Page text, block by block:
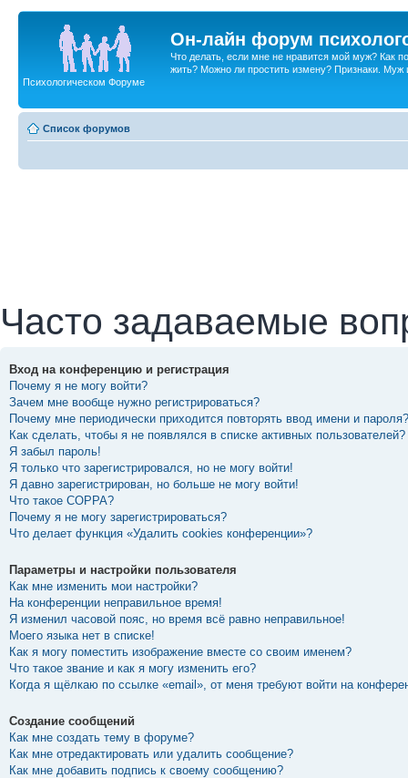
Он-лайн форум
Что делать, если мне не нравится мой муж? Как
жить? Можно ли простить измену? Признаки. Муж
Психологическом Форуме
Список форумов
Часто задаваемые
Вход на конференцию и регистрация
Почему я не могу войти?
Зачем мне вообще нужно регистрироваться?
Почему мне периодически приходится повторять ввод имени и пароля?
Как сделать, чтобы я не появлялся в списке активных пользователей?
Я забыл пароль!
Я только что зарегистрировался, но не могу войти!
Я давно зарегистрирован, но больше не могу войти!
Что такое COPPA?
Почему я не могу зарегистрироваться?
Что делает функция «Удалить cookies конференции»?
Параметры и настройки пользователя
Как мне изменить мои настройки?
На конференции неправильное время!
Я изменил часовой пояс, но время всё равно неправильное!
Моего языка нет в списке!
Как я могу поместить изображение вместе со своим именем?
Что такое звание и как я могу изменить его?
Когда я щёлкаю по ссылке «email», от меня требуют войти на
Создание сообщений
Как мне создать тему в форуме?
Как мне отредактировать или удалить сообщение?
Как мне добавить подпись к своему сообщению?